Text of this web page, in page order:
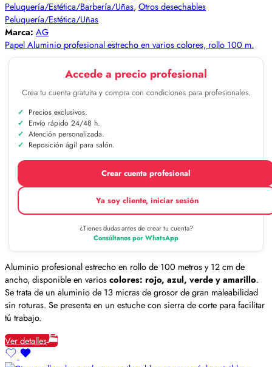
Peluquería/Estética/Barbería/Uñas, Otros desechables
Peluquería/Estética/Uñas
Marca: AG
Papel Aluminio profesional estrecho en varios colores, rollo 100 m.
Accede a precio profesional
Crea tu cuenta gratuita y compra con condiciones para profesionales.
Precios exclusivos.
Envío rápido 24/48 h.
Atención personalizada.
Reposición ágil para salón.
Crear cuenta profesional
Ya soy cliente, iniciar sesión
¿Tienes dudas antes de crear tu cuenta?
Consúltanos por WhatsApp
Aluminio profesional estrecho en rollo de 100 metros y 12 cm de
ancho, disponible en varioscolores: rojo, azul, verde y amarillo.
Se trata de un aluminio de 13 micras de grosor de gran maleabilidad
sin roturas. Se presenta en un estuche con sierra de corte para facilitar
tú trabajo.
Ver detalles